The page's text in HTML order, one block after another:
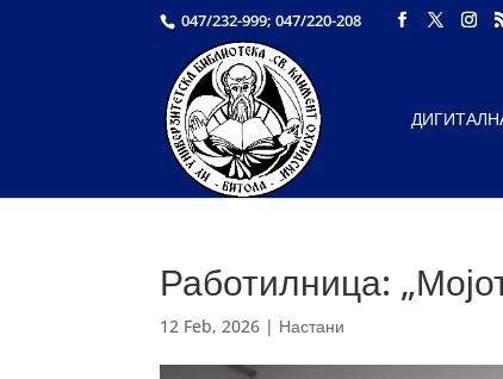
047/232-999; 047/220-208
Работилница:
12 Feb, 2026 | Настани